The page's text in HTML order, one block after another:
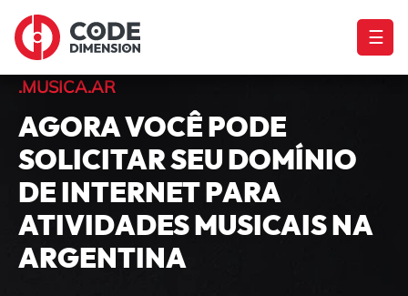
☰
.MUSICA.AR
AGORA VOCÊ PODE
SOLICITAR SEU DOMÍNIO
DE INTERNET PARA
ATIVIDADES MUSICAIS NA
ARGENTINA